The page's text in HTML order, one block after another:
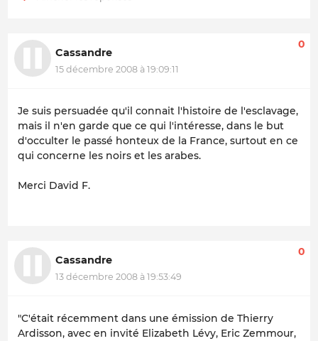
Cassandre
15 décembre 2008 à 19:09:11
0
Je suis persuadée qu'il connait l'histoire de l'esclavage,
mais il n'en garde que ce qui l'intéresse, dans le but
d'occulter le passé honteux de la France, surtout en ce
qui concerne les noirs et les arabes.
Merci David F.
Cassandre
13 décembre 2008 à 19:53:49
0
"C'était récemment dans une émission de Thierry
Ardisson, avec en invité Elizabeth Lévy, Eric Zemmour,